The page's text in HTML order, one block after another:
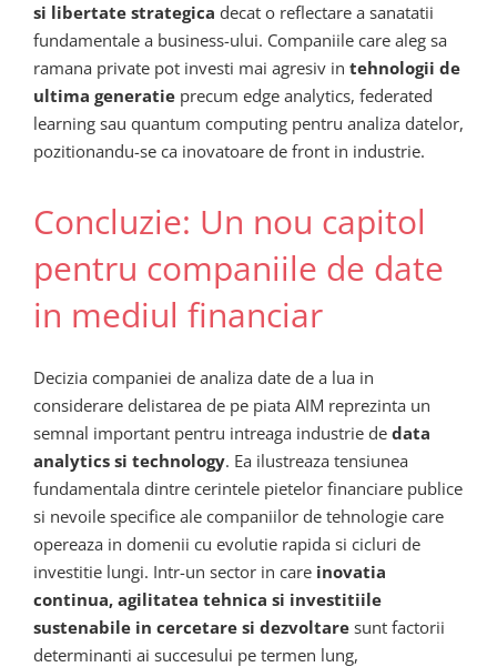
si libertate strategica decat o reflectare a sanatatii
fundamentale a business-ului. Companiile care aleg sa
ramana private pot investi mai agresiv in tehnologii de
ultima generatie precum edge analytics, federated
learning sau quantum computing pentru analiza datelor,
pozitionandu-se ca inovatoare de front in industrie.
Concluzie: Un nou capitol
pentru companiile de date
in mediul financiar
Decizia companiei de analiza date de a lua in
considerare delistarea de pe piata AIM reprezinta un
semnal important pentru intreaga industrie de data
analytics si technology. Ea ilustreaza tensiunea
fundamentala dintre cerintele pietelor financiare publice
si nevoile specifice ale companiilor de tehnologie care
opereaza in domenii cu evolutie rapida si cicluri de
investitie lungi. Intr-un sector in care inovatia
continua, agilitatea tehnica si investitiile
sustenabile in cercetare si dezvoltare sunt factorii
determinanti ai succesului pe termen lung,